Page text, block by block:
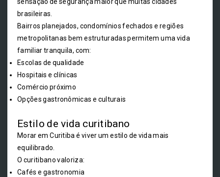
brasileiras.
Bairros planejados, condomínios fechados e regiões
metropolitanas bem estruturadas permitem uma vida
familiar tranquila, com:
Escolas de qualidade
Hospitais e clínicas
Comércio próximo
Opções gastronômicas e culturais
Estilo de vida curitibano
Morar em Curitiba é viver um estilo de vida mais
equilibrado.
O curitibano valoriza:
Cafés e gastronomia